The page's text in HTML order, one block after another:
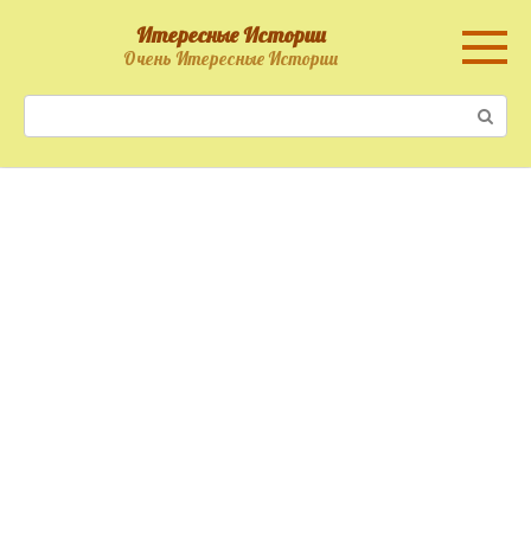
Итересные Истории
Очень Итересные Истории